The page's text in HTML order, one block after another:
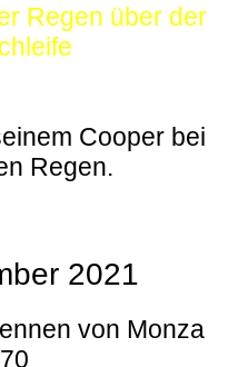
Regen über der
Cooper bei
Regen.
2021
von Monza